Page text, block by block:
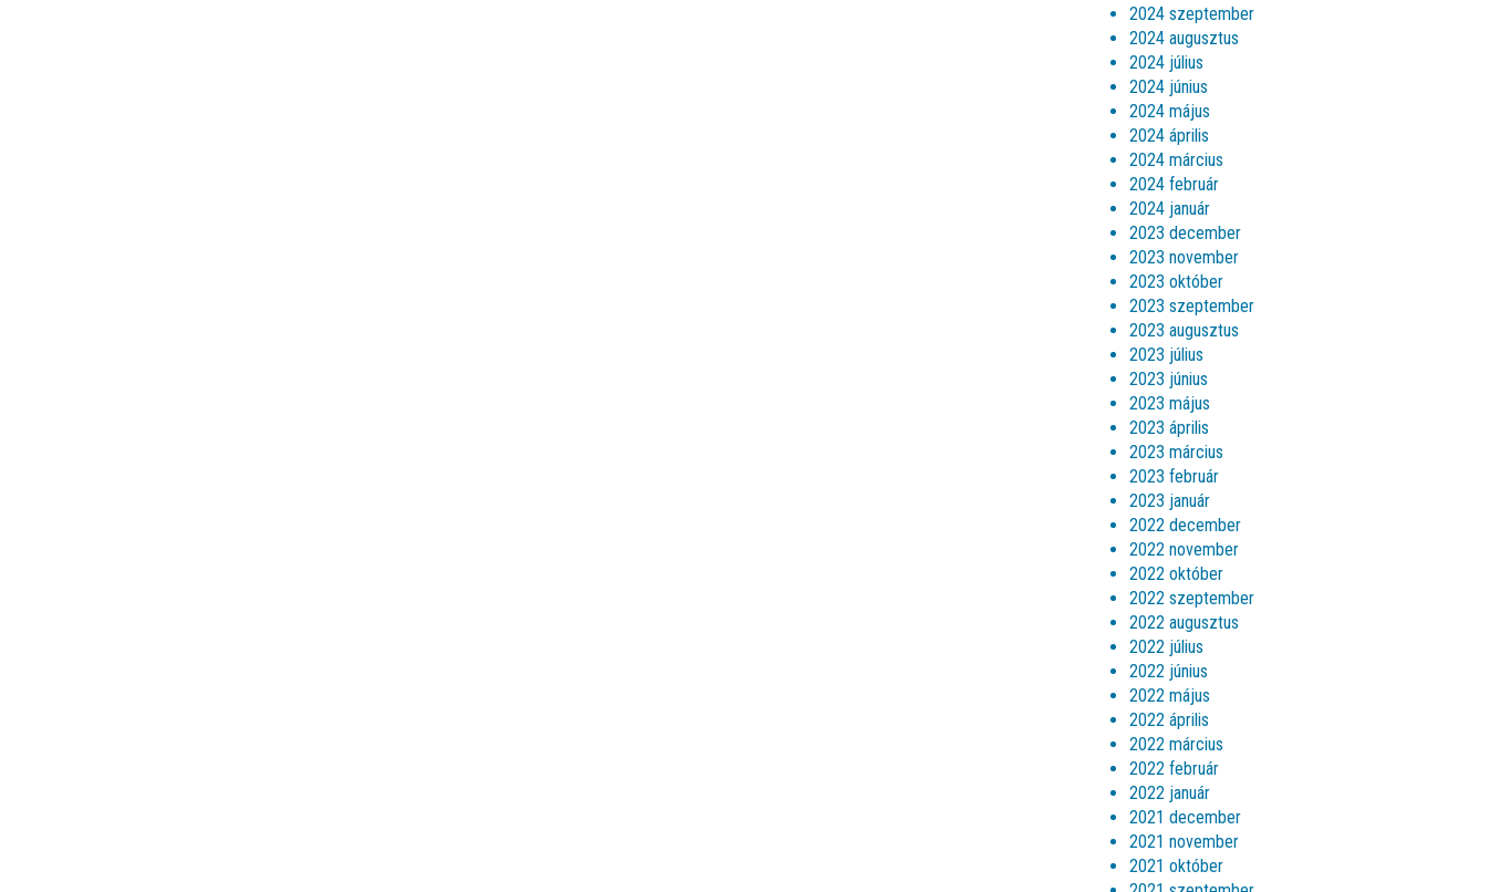
2024 szeptember
2024 augusztus
2024 július
2024 június
2024 május
2024 április
2024 március
2024 február
2024 január
2023 december
2023 november
2023 október
2023 szeptember
2023 augusztus
2023 július
2023 június
2023 május
2023 április
2023 március
2023 február
2023 január
2022 december
2022 november
2022 október
2022 szeptember
2022 augusztus
2022 július
2022 június
2022 május
2022 április
2022 március
2022 február
2022 január
2021 december
2021 november
2021 október